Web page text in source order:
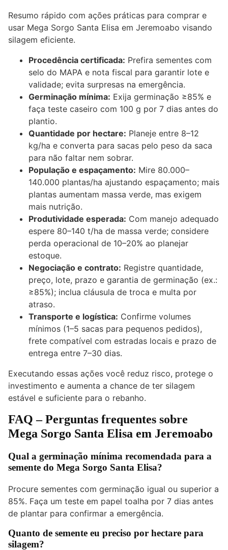
Resumo rápido com ações práticas para comprar e
usar Mega Sorgo Santa Elisa em Jeremoabo visando
silagem eficiente.
Procedência certificada: Prefira sementes com
selo do MAPA e nota fiscal para garantir lote e
validade; evita surpresas na emergência.
Germinação mínima: Exija germinação ≥85% e
faça teste caseiro com 100 g por 7 dias antes do
plantio.
Quantidade por hectare: Planeje entre 8–12
kg/ha e converta para sacas pelo peso da saca
para não faltar nem sobrar.
População e espaçamento: Mire 80.000–
140.000 plantas/ha ajustando espaçamento; mais
plantas aumentam massa verde, mas exigem
mais nutrição.
Produtividade esperada: Com manejo adequado
espere 80–140 t/ha de massa verde; considere
perda operacional de 10–20% ao planejar
estoque.
Negociação e contrato: Registre quantidade,
preço, lote, prazo e garantia de germinação (ex.:
≥85%); inclua cláusula de troca e multa por
atraso.
Transporte e logística: Confirme volumes
mínimos (1–5 sacas para pequenos pedidos),
frete compatível com estradas locais e prazo de
entrega entre 7–30 dias.
Executando essas ações você reduz risco, protege o
investimento e aumenta a chance de ter silagem
estável e suficiente para o rebanho.
FAQ – Perguntas frequentes sobre
Mega Sorgo Santa Elisa em Jeremoabo
Qual a germinação mínima recomendada para a
semente do Mega Sorgo Santa Elisa?
Procure sementes com germinação igual ou superior a
85%. Faça um teste em papel toalha por 7 dias antes
de plantar para confirmar a emergência.
Quanto de semente eu preciso por hectare para
silagem?